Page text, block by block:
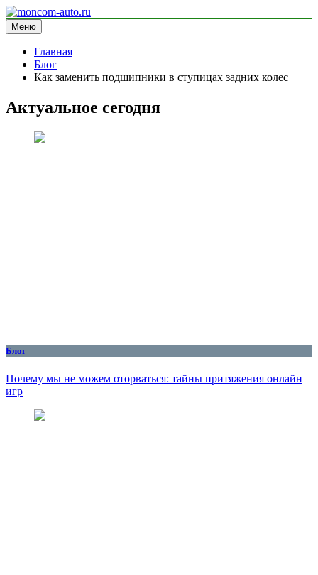
Перейти
к
содержимому
moncom-auto.ru
блог про автомобили
Меню
Главная
Блог
Как заменить подшипники в ступицах задних колес
Актуальное сегодня
Блог
Почему мы не можем оторваться: тайны притяжения онлайн
игр